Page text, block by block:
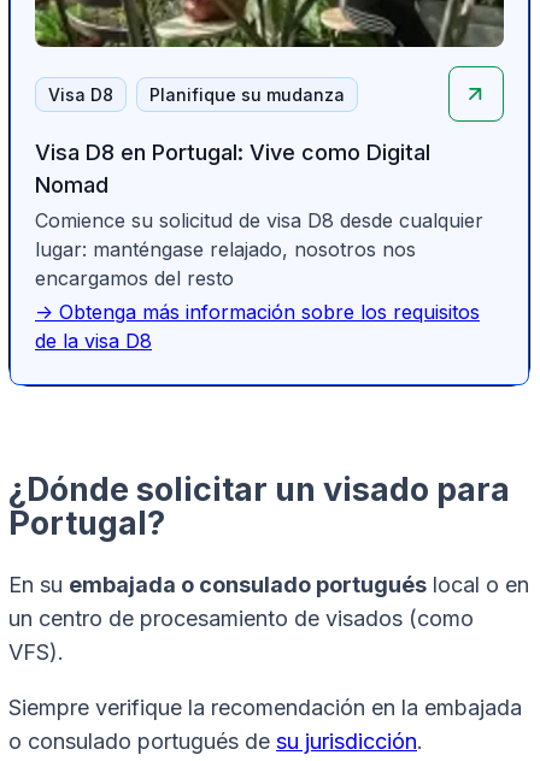
Visa D8 Planifique su mudanza
Visa D8 en Portugal: Vive como Digital
Nomad
Comience su solicitud de visa D8 desde cualquier
lugar: manténgase relajado, nosotros nos
encargamos del resto
-> Obtenga más información sobre los requisitos
de la visa D8
¿Dónde solicitar un visado para
Portugal?
En su embajada o consulado portugués local o en
un centro de procesamiento de visados (como
VFS).
Siempre verifique la recomendación en la embajada
o consulado portugués de su jurisdicción.